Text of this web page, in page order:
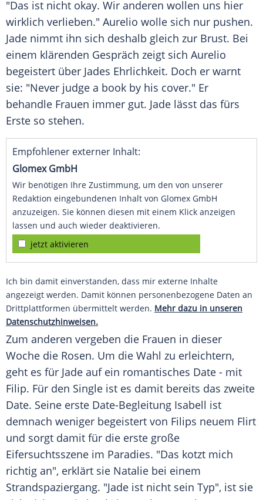
"Das ist nicht okay. Wir anderen wollen uns hier
wirklich verlieben." Aurelio wolle sich nur pushen.
Jade nimmt ihn sich deshalb gleich zur Brust. Bei
einem klärenden Gespräch zeigt sich Aurelio
begeistert über Jades Ehrlichkeit. Doch er warnt
sie: "Never judge a book by his cover." Er
behandle Frauen immer gut. Jade lässt das fürs
Erste so stehen.
Empfohlener externer Inhalt:
Glomex GmbH
Wir benötigen Ihre Zustimmung, um den von unserer
Redaktion eingebundenen Inhalt von Glomex GmbH
anzuzeigen. Sie können diesen mit einem Klick anzeigen
lassen und auch wieder deaktivieren.
jetzt aktivieren
Ich bin damit einverstanden, dass mir externe Inhalte
angezeigt werden. Damit können personenbezogene Daten an
Drittplattformen übermittelt werden. Mehr dazu in unseren
Datenschutzhinweisen.
Zum anderen vergeben die Frauen in dieser
Woche die Rosen. Um die Wahl zu erleichtern,
geht es für Jade auf ein romantisches Date - mit
Filip. Für den Single ist es damit bereits das zweite
Date. Seine erste Date-Begleitung Isabell ist
demnach weniger begeistert von Filips neuem Flirt
und sorgt damit für die erste große
Eifersuchtsszene im Paradies. "Das kotzt mich
richtig an", erklärt sie Natalie bei einem
Strandspaziergang. "Jade ist nicht sein Typ", ist sie